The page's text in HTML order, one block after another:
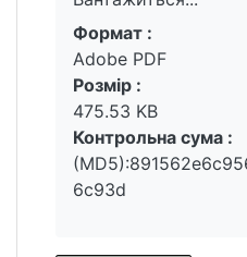
Вантажиться...
Формат :
Adobe PDF
Розмір :
475.53 KB
Контрольна сума :
6c93d